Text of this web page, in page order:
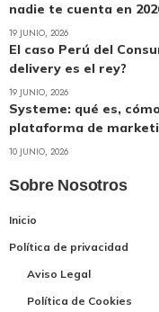
nadie te cuenta en
19 JUNIO, 2026
El caso Perú del
delivery es el rey?
19 JUNIO, 2026
Systeme: qué es,
plataforma de
10 JUNIO, 2026
Sobre Nosotros
Inicio
Política de privacidad
Aviso Legal
Política de Cookies